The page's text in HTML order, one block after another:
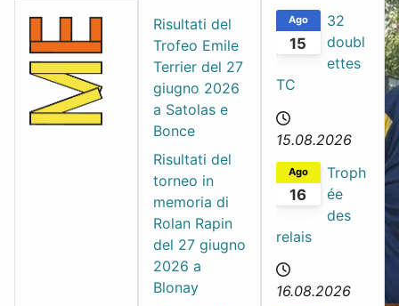
Risultati del
Trofeo Emile
Terrier del 27
giugno 2026
a Satolas e
Bonce
Risultati del
torneo in
memoria di
Rolan Rapin
del 27 giugno
2026 a
Blonay
15
Ago
32
doubl
ettes
TC
15.08.2026
16
Ago
Troph
ée
des
relais
16.08.2026